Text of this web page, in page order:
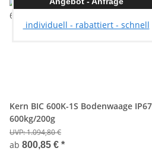
individuell - rabattiert - schnell
Kern BIC 600K-1S Bodenwaage
600kg/200g
UVP:1.094,80 €
ab 800,85 € *